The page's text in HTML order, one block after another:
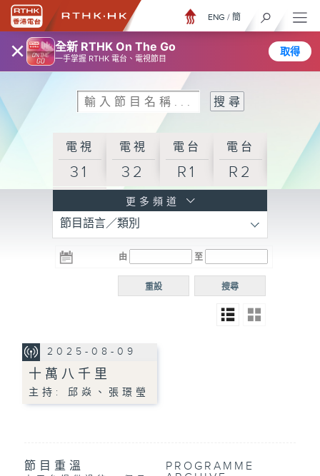
× 全新 RTHK On The Go
一手掌握 RTHK 電台、電視節目
取得
ENG / 簡
電視
31
電視
32
電台
R1
電台
R2
R3
電台 電台
R5
電台
普通
更多頻道
節目語言／類別
由 至
搜尋
重設
2025-08-09
十萬八千里
主持: 邱焱、張璟瑩
節目重溫
PROGRAMME